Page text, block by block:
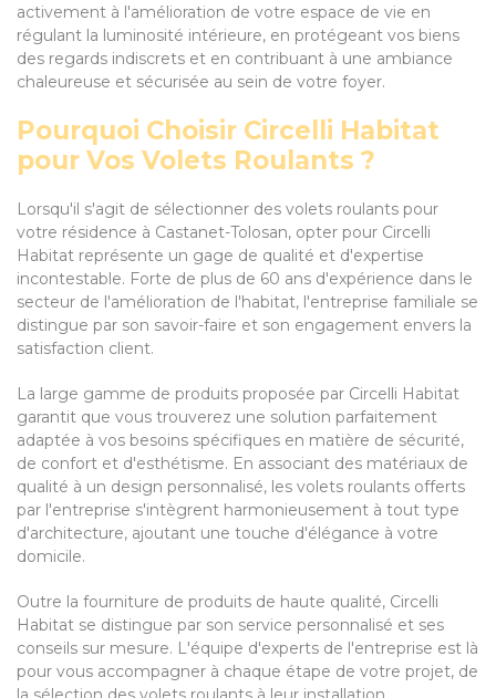
activement à l'amélioration de votre espace de vie en
régulant la luminosité intérieure, en protégeant vos biens
des regards indiscrets et en contribuant à une ambiance
chaleureuse et sécurisée au sein de votre foyer.
Pourquoi Choisir Circelli Habitat
pour Vos Volets Roulants ?
Lorsqu'il s'agit de sélectionner des volets roulants pour
votre résidence à Castanet-Tolosan, opter pour Circelli
Habitat représente un gage de qualité et d'expertise
incontestable. Forte de plus de 60 ans d'expérience dans le
secteur de l'amélioration de l'habitat, l'entreprise familiale se
distingue par son savoir-faire et son engagement envers la
satisfaction client.
La large gamme de produits proposée par Circelli Habitat
garantit que vous trouverez une solution parfaitement
adaptée à vos besoins spécifiques en matière de sécurité,
de confort et d'esthétisme. En associant des matériaux de
qualité à un design personnalisé, les volets roulants offerts
par l'entreprise s'intègrent harmonieusement à tout type
d'architecture, ajoutant une touche d'élégance à votre
domicile.
Outre la fourniture de produits de haute qualité, Circelli
Habitat se distingue par son service personnalisé et ses
conseils sur mesure. L'équipe d'experts de l'entreprise est là
pour vous accompagner à chaque étape de votre projet, de